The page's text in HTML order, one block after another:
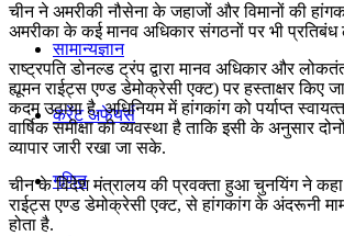
सामान्यज्ञान
करेंट अफेयर्स
गणित
चीन ने अमरीकी नौसेना के जहाजों और विमानों की
अमरीका के कई मानव अधिकार संगठनों पर भी प्रतिबंध
राष्‍ट्रपति डोनल्‍ड ट्रंप द्वारा मानव अधिकार और
ह्यूमन राईट्स एण्‍ड डेमोक्रेसी एक्‍ट) पर हस्‍ताक्षर किए
कदम उठाया है. अधिनियम में हांगकांग को पर्याप्‍त
वार्षिक समीक्षा की व्‍यवस्‍था है ताकि इसी के अनुसार
व्‍यापार जारी रखा जा सके.
चीन के विदेश मंत्रालय की प्रवक्‍ता हुआ चुनयिंग ने कहा
राईट्स एण्‍ड डेमोक्रेसी एक्‍ट, से हांगकांग के अंदरूनी
होता है.